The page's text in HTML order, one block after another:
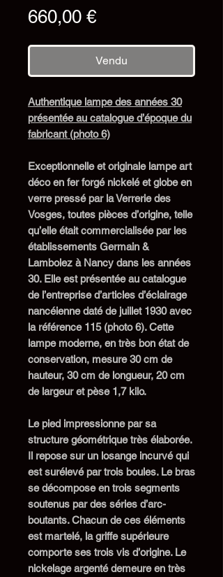
660,00 €Prix
Vendu
Authentique lampedes années 30
présentéeau catalogue d’époque du
fabricant (photo 6)
Exceptionnelle et originale lampe art
déco en fer forgénickelé etglobeen
verre pressé par laVerrerie des
Vosges, toutes pièces d’origine, telle
qu’elle était commercialisée par les
établissements Germain &
Lambolez à Nancy dans les années
30. Elle est présentéeau catalogue
de l’entreprise d’articles d’éclairage
nancéiennedaté de juillet 1930 avec
la référence 115 (photo 6).Cette
lampe moderne, en très bon état de
conservation, mesure 30 cm de
hauteur, 30 cm de longueur, 20 cm
de largeur et pèse 1,7 kilo.
Le pied impressionne par sa
structure géométrique très élaborée.
Il repose sur un losange incurvé qui
est surélevé par trois boules. Le bras
se décompose en trois segments
soutenus par des séries d’arc-
boutants. Chacun de ces éléments
est martelé, la griffe supérieure
comporte ses trois vis d’origine. Le
nickelage argenté demeure en très